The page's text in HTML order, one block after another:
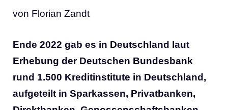
von Florian Zandt
Ende 2022 gab es in Deutschland laut
Erhebung der Deutschen Bundesbank
rund 1.500 Kreditinstitute in Deutschland,
aufgeteilt in Sparkassen, Privatbanken,